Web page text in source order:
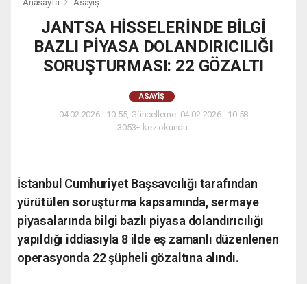
Anasayfa Asayiş
JANTSA HİSSELERİNDE BİLGİ
BAZLI PİYASA DOLANDIRICILIĞI
SORUŞTURMASI: 22 GÖZALTI
ASAYIŞ
04.02.2026 - 10:55, Güncelleme: 04.02.2026 - 10:58
3053+ kez okundu.
İstanbul Cumhuriyet Başsavcılığı tarafından
yürütülen soruşturma kapsamında, sermaye
piyasalarında bilgi bazlı piyasa dolandırıcılığı
yapıldığı iddiasıyla 8 ilde eş zamanlı düzenlenen
operasyonda 22 şüpheli gözaltına alındı.